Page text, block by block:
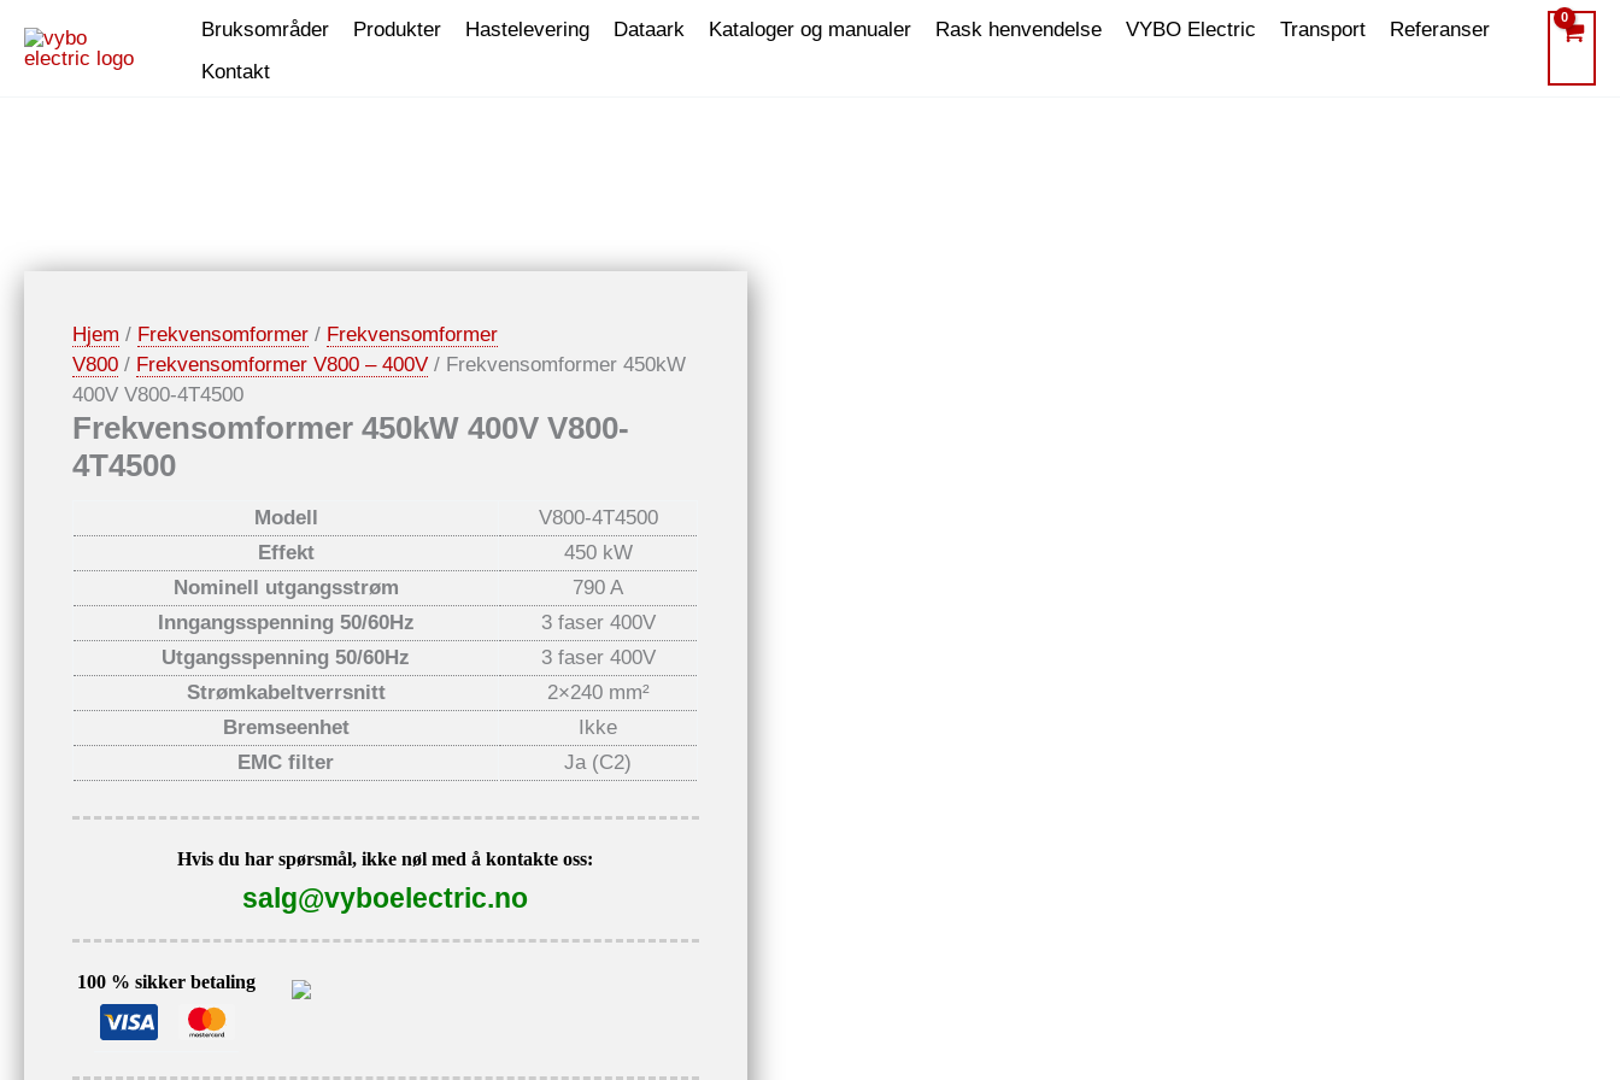
rett
Bruksområder Produkter Hastelevering Dataark Kataloger og manualer Rask henvendelse VYBO Electric Transport
Referanser
Kontakt
Hjem / Frekvensomformer / Frekvensomformer
V800 / Frekvensomformer V800 – 400V / Frekvensomformer 450kW
400V V800-4T4500
Frekvensomformer 450kW 400V V800-
4T4500
Modell
V800-4T4500
Effekt
450 kW
Nominell utgangsstrøm
790 A
Inngangsspenning 50/60Hz
3 faser 400V
Utgangsspenning 50/60Hz
3 faser 400V
Strømkabeltverrsnitt
2×240 mm²
Bremseenhet
Ikke
EMC filter
Ja (C2)
Hvis du har spørsmål, ikke nøl med å kontakte oss:
salg@vyboelectric.no
100 % sikker betaling